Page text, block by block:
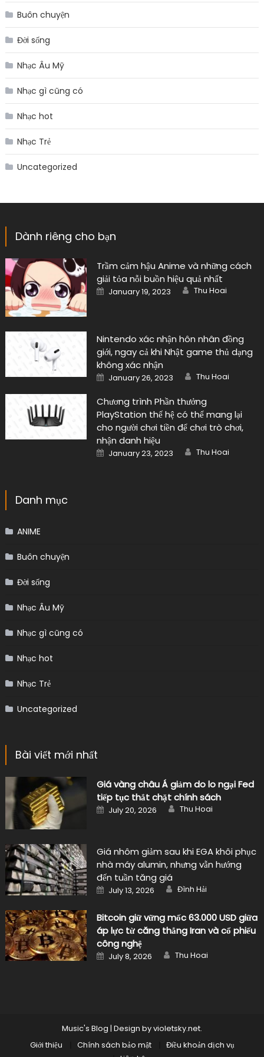
Buôn chuyện
Đời sống
Nhạc Âu Mỹ
Nhạc gì cũng có
Nhạc hot
Nhạc Trẻ
Uncategorized
Dành riêng cho bạn
Trầm cảm hậu Anime và những cách
giải tỏa nỗi buồn hiệu quả nhất
Posted
on
January 19, 2023 Author
Thu Hoai
Nintendo xác nhận hôn nhân đồng
giới, ngay cả khi Nhật game thủ dạng
không xác nhận
Posted
on
January 26, 2023 Author
Thu Hoai
Chương trình Phần thưởng
PlayStation thế hệ có thể mang lại
cho người chơi tiền để chơi trò chơi,
nhận danh hiệu
Posted
on
January 23, 2023 Author
Thu Hoai
Danh mục
ANIME
Buôn chuyện
Đời sống
Nhạc Âu Mỹ
Nhạc gì cũng có
Nhạc hot
Nhạc Trẻ
Uncategorized
Bài viết mới nhất
Giá vàng châu Á giảm do lo ngại Fed
tiếp tục thắt chặt chính sách
Posted
on
July 20, 2026 Author
Thu Hoai
Giá nhôm giảm sau khi EGA khôi phục
nhà máy alumin, nhưng vẫn hướng
đến tuần tăng giá
Posted
on
July 13, 2026 Author
Đình Hải
Bitcoin giữ vững mốc 63.000 USD giữa
áp lực từ căng thẳng Iran và cổ phiếu
công nghệ
Posted
on
July 8, 2026 Author
Thu Hoai
Music's Blog | Design byvioletsky.net.
Giới thiệu
Chính sách bảo mật
Điều khoản dịch vụ